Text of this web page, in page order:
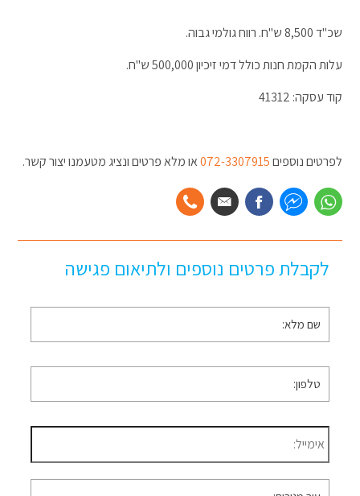
שכ"ד 8,500 ש"ח. רווח גולמי גבוה.
עלות הקמת חנות כולל דמי זיכיון 500,000 ש"ח.
קוד עסקה: 41312
לפרטים נוספים072-3307915או מלא פרטים ונציג מטעמנו יצור קשר.
לקבלת פרטים נוספים ולתיאום פגישה
שם
מלא *
טלפון *
דוא״ל *
עיר